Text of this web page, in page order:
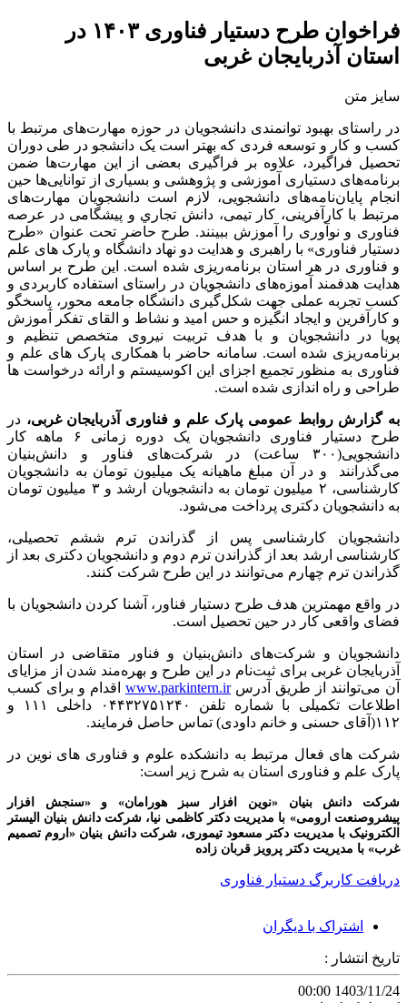
فراخوان طرح دستیار فناوری ۱۴۰۳ در
استان آذربایجان غربی
سایز متن
در راستای بهبود توانمندی دانشجویان در حوزه مهارت‌های مرتبط با
کسب و کار و توسعه فردی که بهتر است یک دانشجو در طی دوران
تحصیل فراگیرد، علاوه بر فراگیری بعضی از این مهارت‌ها ضمن
برنامه‌های دستیاری آموزشی و پژوهشی و بسیاری از توانایی‌ها حین
انجام پایان‌نامه‌های دانشجویی، لازم است دانشجویان مهارت‌های
مرتبط با کارآفرینی، کار تیمی، دانش تجاري و پیشگامی در عرصه
فناوری و نوآوری را آموزش ببینند. طرح حاضر تحت عنوان «طرح
دستیار فناوری» با راهبری و هدایت دو نهاد دانشگاه و پارک های علم
و فناوری در هر استان برنامه‌ریزی شده است. این طرح بر اساس
هدایت هدفمند آموزه‌های دانشجویان در راستای استفاده کاربردی و
کسب تجربه عملی جهت شکل‌گیری دانشگاه جامعه محور، پاسخگو
و کارآفرین و ایجاد انگیزه و حس امید و نشاط و القای تفکر آموزش
پویا در دانشجویان و با هدف تربیت نیروی متخصص تنظیم و
برنامه‌ریزی شده است. سامانه حاضر با همکاری پارک های علم و
فناوری به منظور تجمیع اجزای این اکوسیستم و ارائه درخواست ها
طراحی و راه اندازی شده است.
به گزارش روابط عمومی پارک علم و فناوری آذربایجان غربی، در
طرح دستیار فناوری دانشجویان یک دوره زمانی ۶ ماهه کار
دانشجویی(۳۰۰ ساعت) در شرکت‌های فناور و دانش‌بنیان
می‌گذرانند و در آن مبلغ ماهیانه یک میلیون تومان به دانشجویان
کارشناسی، ۲ میلیون تومان به دانشجویان ارشد و ۳ میلیون تومان
به دانشجویان دکتری پرداخت می‌شود.
دانشجویان کارشناسی پس از گذراندن ترم ششم تحصیلی،
کارشناسی ارشد بعد از گذراندن ترم دوم و دانشجویان دکتری بعد از
گذراندن ترم چهارم می‌توانند در این طرح شرکت کنند.
در واقع مهمترین هدف طرح دستیار فناور، آشنا کردن دانشجویان با
فضای واقعی کار در حین تحصیل است.
دانشجویان و شرکت‌های دانش‌بنیان و فناور متقاضی در استان
آذربایجان غربی برای ثبت‌نام در این طرح و بهره‌مند شدن از مزایای
آن می‌توانند از طریق آدرسwww.parkintern.ir اقدام و برای کسب
اطلاعات تکمیلی با شماره تلفن ۰۴۴۳۲۷۵۱۲۴۰ داخلی ۱۱۱ و
۱۱۲(آقای حسنی و خانم داودی) تماس حاصل فرمایند.
شرکت های فعال مرتبط به دانشکده علوم و فناوری های نوین در
پارک علم و فناوری استان به شرح زیر است:
شرکت دانش بنیان «نوین افزار سبز هورامان» و «سنجش افزار
پیشروصنعت ارومی» با مدیریت دکتر کاظمی نیا، شرکت دانش بنیان الیستر
الکترونیک با مدیریت دکتر مسعود تیموری، شرکت دانش بنیان «اروم تصمیم
غرب» با مدیریت دکتر پرویز قربان زاده
دریافت کاربرگ دستیار فناوری
اشتراک با دیگران
تاریخ انتشار :
1403/11/24 00:00